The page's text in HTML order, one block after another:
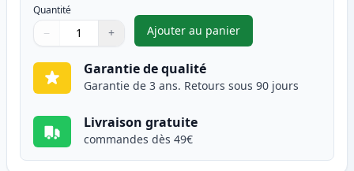
Quantité
Quantité
Utilisez les boutons pour ajuster
− +
Quantité
Ajouter au panier
,Canon 731 (6271B002)
Garantie de qualité
Garantie de 3 ans. Retours sous 90 jours
Livraison gratuite
commandes dès 49€